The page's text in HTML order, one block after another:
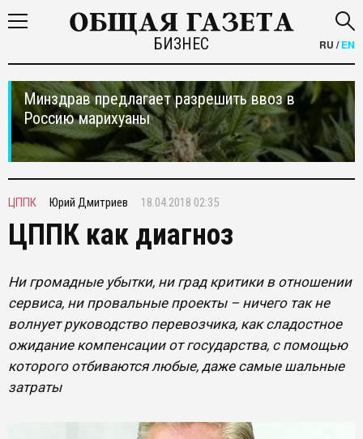
БИЗНЕС RU /EN
Минздрав предлагает разрешить ввоз в
Россию марихуаны
ЦППК Юрий Дмитриев 18.04.2018 02:35
ЦППК как диагноз
Ни громадные убытки, ни град критики в отношении
сервиса, ни провальные проекты – ничего так не
волнует руководство перевозчика, как сладостное
ожидание компенсации от государства, с помощью
которого отбиваются любые, даже самые шальные
затраты